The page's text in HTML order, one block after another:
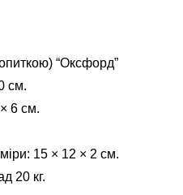
“Оксфорд”
см.
6 см.
15 × 12 × 2 см.
20 кг.